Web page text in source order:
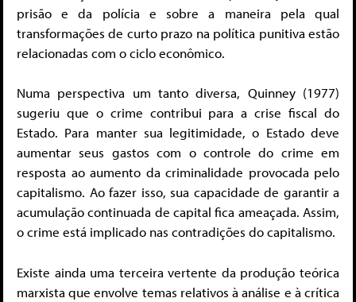
prisão e da polícia e sobre a maneira pela qual
transformações de curto prazo na política punitiva estão
relacionadas com o ciclo econômico.
Numa perspectiva um tanto diversa, Quinney (1977)
sugeriu que o crime contribui para a crise fiscal do
Estado. Para manter sua legitimidade, o Estado deve
aumentar seus gastos com o controle do crime em
resposta ao aumento da criminalidade provocada pelo
capitalismo. Ao fazer isso, sua capacidade de garantir a
acumulação continuada de capital fica ameaçada. Assim,
o crime está implicado nas contradições do capitalismo.
Existe ainda uma terceira vertente da produção teórica
marxista que envolve temas relativos à análise e à crítica